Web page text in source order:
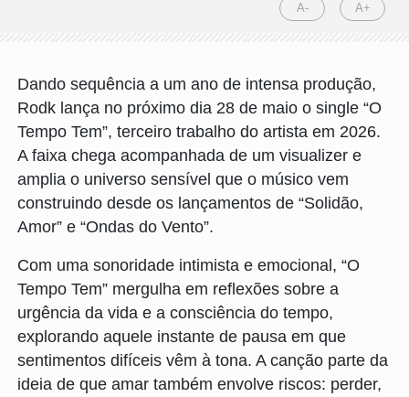
A- A+
Dando sequência a um ano de intensa produção,
Rodk lança no próximo dia 28 de maio o single “O
Tempo Tem”, terceiro trabalho do artista em 2026.
A faixa chega acompanhada de um visualizer e
amplia o universo sensível que o músico vem
construindo desde os lançamentos de “Solidão,
Amor” e “Ondas do Vento”.
Com uma sonoridade intimista e emocional, “O
Tempo Tem” mergulha em reflexões sobre a
urgência da vida e a consciência do tempo,
explorando aquele instante de pausa em que
sentimentos difíceis vêm à tona. A canção parte da
ideia de que amar também envolve riscos: perder,